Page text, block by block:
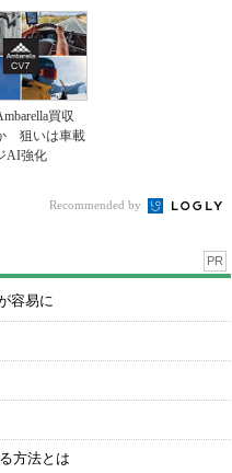
買収
狙いは車載
AI強化
Recommended by
PR
容易に
方法とは